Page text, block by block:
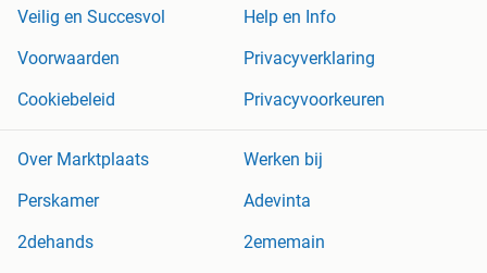
Veilig en Succesvol
Help en Info
Voorwaarden
Privacyverklaring
Cookiebeleid
Privacyvoorkeuren
Over Marktplaats
Werken bij
Perskamer
Adevinta
2dehands
2ememain